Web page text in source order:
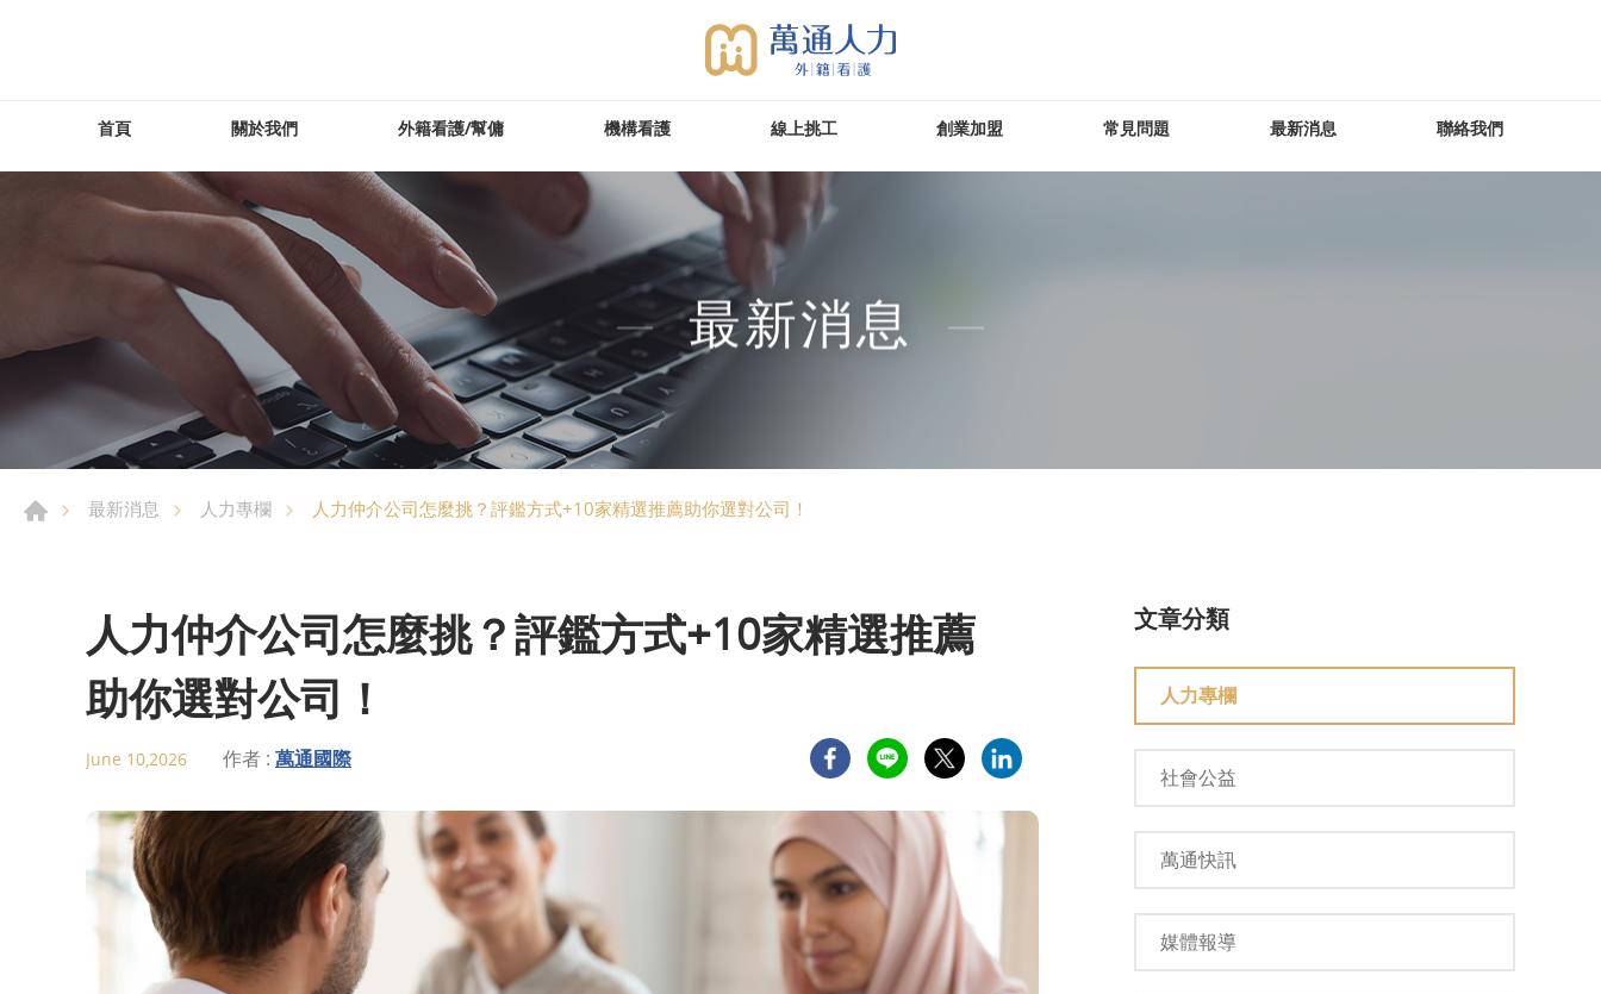
首頁 關於我們 外籍看護/幫傭 機構看護 線上挑工 創業加盟 常見問題 最新消息 聯絡我們
最新消息
最新消息 人力專欄 人力仲介公司怎麼挑？評鑑方式+10家精選推薦助你選對公司！
人力仲介公司怎麼挑？評鑑方式+10家精選推薦
助你選對公司！
June 10,2026 作者 : 萬通國際
文章分類
人力專欄
社會公益
萬通快訊
媒體報導